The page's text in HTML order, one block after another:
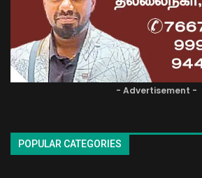
- Advertisement -
POPULAR CATEGORIES